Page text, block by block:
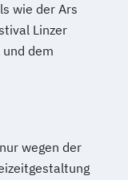
(DE/EN)
wie der Ars
Linzer
dem
wegen der